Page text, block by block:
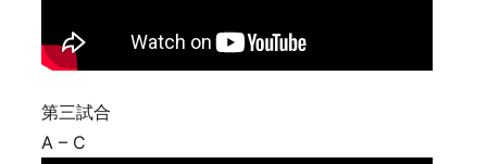
第三試合
A – C